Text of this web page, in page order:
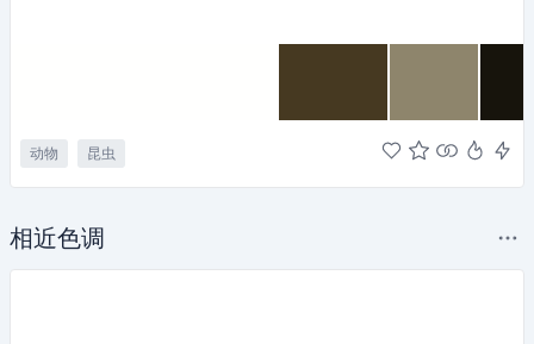
动物 昆虫
相近色调